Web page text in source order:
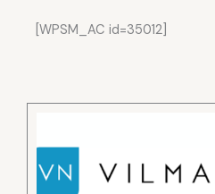
[WPSM_AC id=35012]